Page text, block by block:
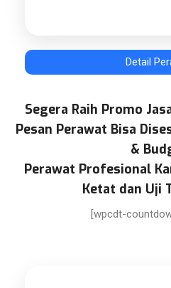
Detail
Segera Raih Promo
Pesan Perawat Bisa
&
Perawat Profesional
Ketat dan Uji
[wpcdt-